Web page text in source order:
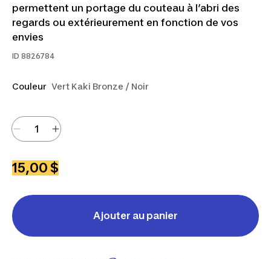
permettent un portage du couteau à l’abri des
regards ou extérieurement en fonction de vos
envies
ID 8826784
Couleur Vert Kaki Bronze / Noir
15,00 $
Ajouter au panier